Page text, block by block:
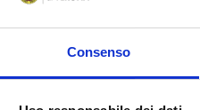
Consenso